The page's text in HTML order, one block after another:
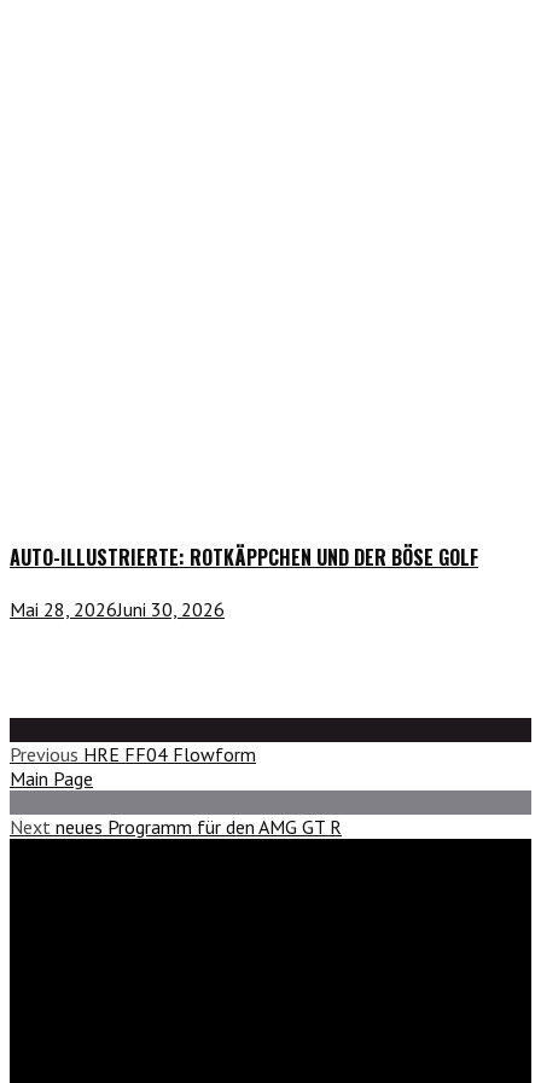
AUTO-ILLUSTRIERTE: ROTKÄPPCHEN UND DER BÖSE GOLF
Mai 28, 2026Juni 30, 2026
Previous HRE FF04 Flowform
Main Page
Next neues Programm für den AMG GT R